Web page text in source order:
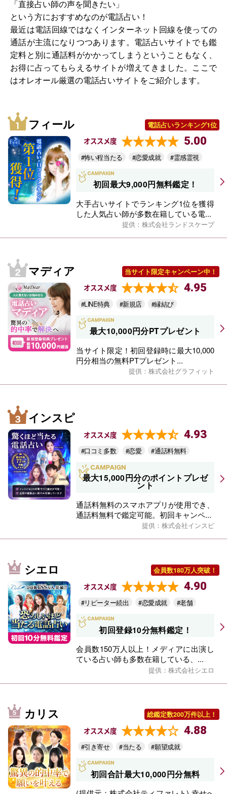
「直接占い師の声を聞きたい」
という方におすすめなのが電話占い！
最近は電話回線ではなくインターネット回線を使っての
通話が主流になりつつあります。電話占いサイトでも鑑
定料と別に通話料がかかってしまうということもなく、
お得に占ってもらえるサイトが増えてきました。ここで
はオレオール厳選の電話占いサイトをご紹介します。
フィール 電話占いランキング1位
オススメ度 5.00
#怖い程当たる #恋愛成就 #霊感霊視
初回最大9,000円無料鑑定！
大手占いサイトでランキング1位を獲得
した人気占い師が多数在籍している電...
提供：株式会社ランドスケープ
マディア 当サイト限定キャンペーン中！
オススメ度 4.95
#LINE特典 #新規店 #縁結び
最大10,000円分PTプレゼント
当サイト限定！初回登録時に最大10,000
円分相当の無料PTプレゼント...
提供：株式会社グラフィット
インスピ
オススメ度 4.93
#口コミ多数 #恋愛 #通話料無料
最大15,000円分のポイントプレゼ
ント
通話料無料のスマホアプリが使用でき、
通話料無料で鑑定可能。初回キャンペ...
提供：株式会社インスピ
シエロ 会員数180万人突破！
オススメ度 4.90
#リピーター続出 #恋愛成就 #老舗
初回登録10分無料鑑定！
会員数150万人以上！メディアに出演し
ている占い師も多数在籍している、...
提供：株式会社シエロ
カリス 総鑑定数200万件以上！
オススメ度 4.88
#引き寄せ #当たる #願望成就
初回合計最大10,000円分無料